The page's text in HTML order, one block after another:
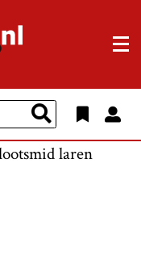
laren